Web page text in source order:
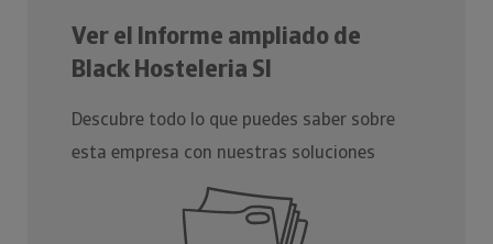
Ver el Informe ampliado de
Black Hosteleria Sl
Descubre todo lo que puedes saber sobre
esta empresa con nuestras soluciones